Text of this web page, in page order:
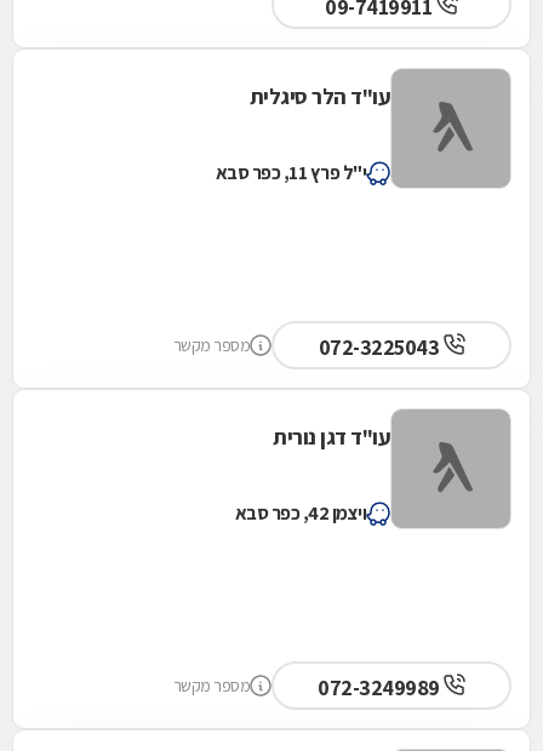
עו"ד הלר סיגלית
י"ל פרץ 11, כפר סבא
מספר מקשר
עו"ד דגן נורית
ויצמן 42, כפר סבא
מספר מקשר